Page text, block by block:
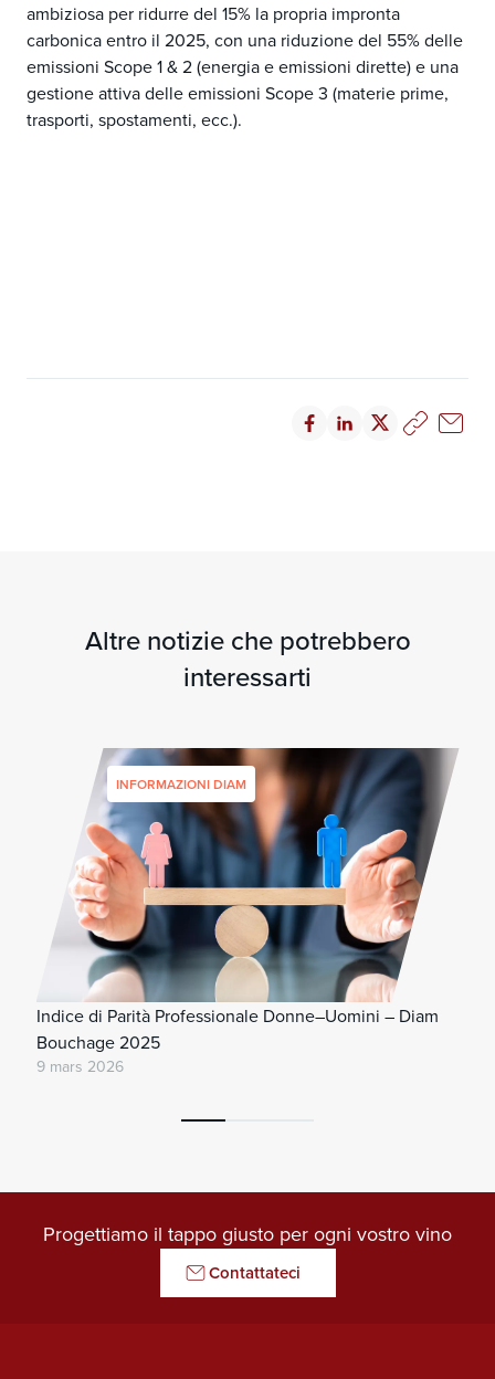
ambiziosa per ridurre del 15% la propria impronta
carbonica entro il 2025, con una riduzione del 55% delle
emissioni Scope 1 & 2 (energia e emissioni dirette) e una
gestione attiva delle emissioni Scope 3 (materie prime,
trasporti, spostamenti, ecc.).
Altre notizie che potrebbero
interessarti
INFORMAZIONI DIAM
Indice di Parità Professionale Donne–Uomini – Diam
Bouchage 2025
9 mars 2026
Progettiamo il tappo giusto per ogni vostro vino
Contattateci